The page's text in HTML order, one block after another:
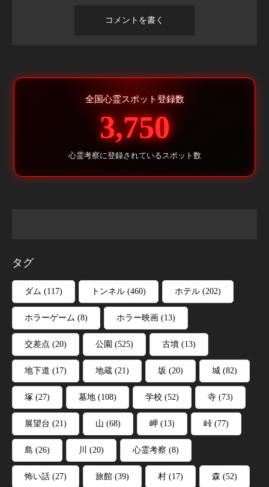
全国心霊スポット登録数
3,750
心霊考察に登録されているスポット数
タグ
ダム (117) トンネル (460) ホテル (202)
ホラーゲーム (8) ホラー映画 (13)
交差点 (20) 公園 (525) 古墳 (13)
地下道 (17) 地蔵 (21) 坂 (20) 城 (82)
塚 (27) 墓地 (108) 学校 (52) 寺 (73)
展望台 (21) 山 (68) 岬 (13) 峠 (77)
島 (26) 川 (20) 心霊考察 (8)
怖い話 (27) 旅館 (39) 村 (17) 森 (52)